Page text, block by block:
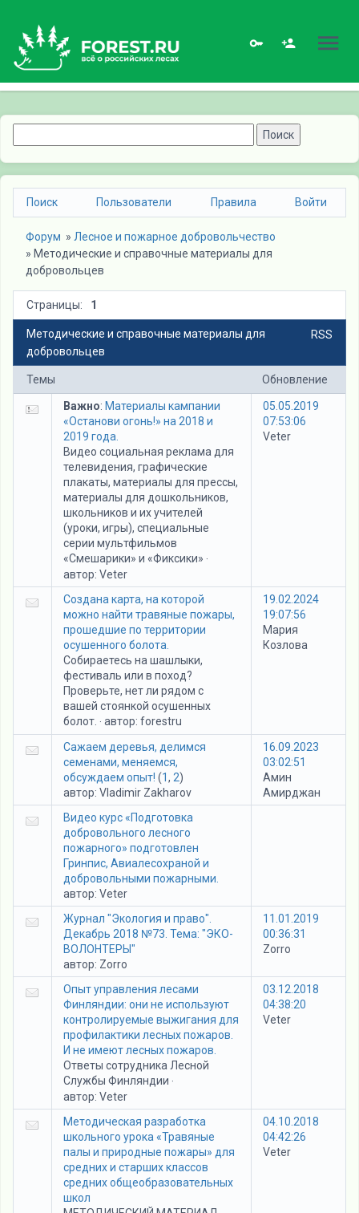
Поиск Пользователи Правила Войти
Форум » Лесное и пожарное добровольчество
» Методические и справочные материалы для
добровольцев
Страницы: 1
RSS
Методические и справочные материалы для
добровольцев
Темы Обновление
Важно: Материалы кампании
«Останови огонь!» на 2018 и
2019 года.
Видео социальная реклама для
телевидения, графические
плакаты, материалы для прессы,
материалы для дошкольников,
школьников и их учителей
(уроки, игры), специальные
серии мультфильмов
«Смешарики» и «Фиксики» ·
автор: Veter
05.05.2019
07:53:06
Veter
Создана карта, на которой
можно найти травяные пожары,
прошедшие по территории
осушенного болота.
Собираетесь на шашлыки,
фестиваль или в поход?
Проверьте, нет ли рядом с
вашей стоянкой осушенных
болот. · автор: forestru
19.02.2024
19:07:56
Мария
Козлова
Сажаем деревья, делимся
семенами, меняемся,
обсуждаем опыт! (1, 2)
автор: Vladimir Zakharov
16.09.2023
03:02:51
Амин
Амирджан
Видео курс «Подготовка
добровольного лесного
пожарного» подготовлен
Гринпис, Авиалесохраной и
добровольными пожарными.
автор: Veter
Журнал "Экология и право".
Декабрь 2018 №73. Тема: "ЭКО-
ВОЛОНТЕРЫ"
автор: Zorro
11.01.2019
00:36:31
Zorro
Опыт управления лесами
Финляндии: они не используют
контролируемые выжигания для
профилактики лесных пожаров.
И не имеют лесных пожаров.
Ответы сотрудника Лесной
Службы Финляндии ·
автор: Veter
03.12.2018
04:38:20
Veter
Методическая разработка
школьного урока «Травяные
палы и природные пожары» для
средних и старших классов
средних общеобразовательных
школ
04.10.2018
04:42:26
Veter